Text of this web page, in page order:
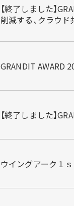
【終了しました】
削減する、クラウド
GRANDIT AWARD
【終了しました】
ウイングアーク１